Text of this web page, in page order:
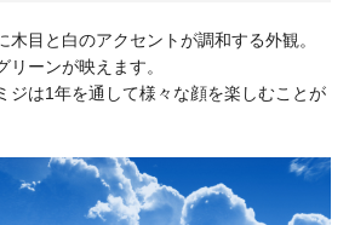
木目と白のアクセントが調和する外観。
ーンが映えます。
ジは1年を通して様々な顔を楽しむことが